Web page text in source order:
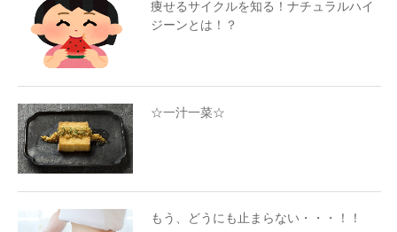
痩せるサイクルを知る！ナチュラルハイ
ジーンとは！？
☆一汁一菜☆
もう、どうにも止まらない・・・！！